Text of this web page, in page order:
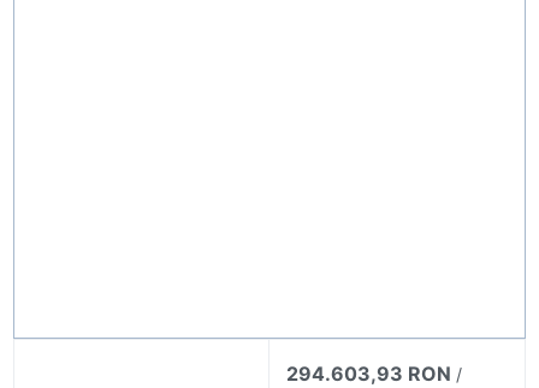
294.603,93 RON /